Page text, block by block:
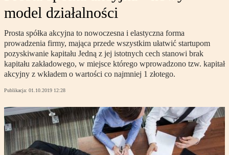
model działalności
Prosta spółka akcyjna to nowoczesna i elastyczna forma
prowadzenia firmy, mająca przede wszystkim ułatwić startupom
pozyskiwanie kapitału Jedną z jej istotnych cech stanowi brak
kapitału zakładowego, w miejsce którego wprowadzono tzw. kapitał
akcyjny z wkładem o wartości co najmniej 1 złotego.
Publikacja: 01.10.2019 12:28